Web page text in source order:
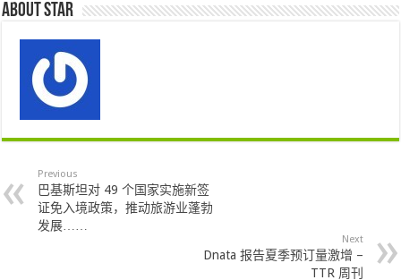
About star
Previous
巴基斯坦对 49 个国家实施新签
证免入境政策，推动旅游业蓬勃
发展……
Next
Dnata 报告夏季预订量激增 –
TTR 周刊